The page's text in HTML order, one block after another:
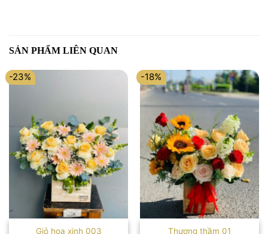
SẢN PHẨM LIÊN QUAN
-23%
Giỏ hoa xinh 003
-18%
Thương thầm 01